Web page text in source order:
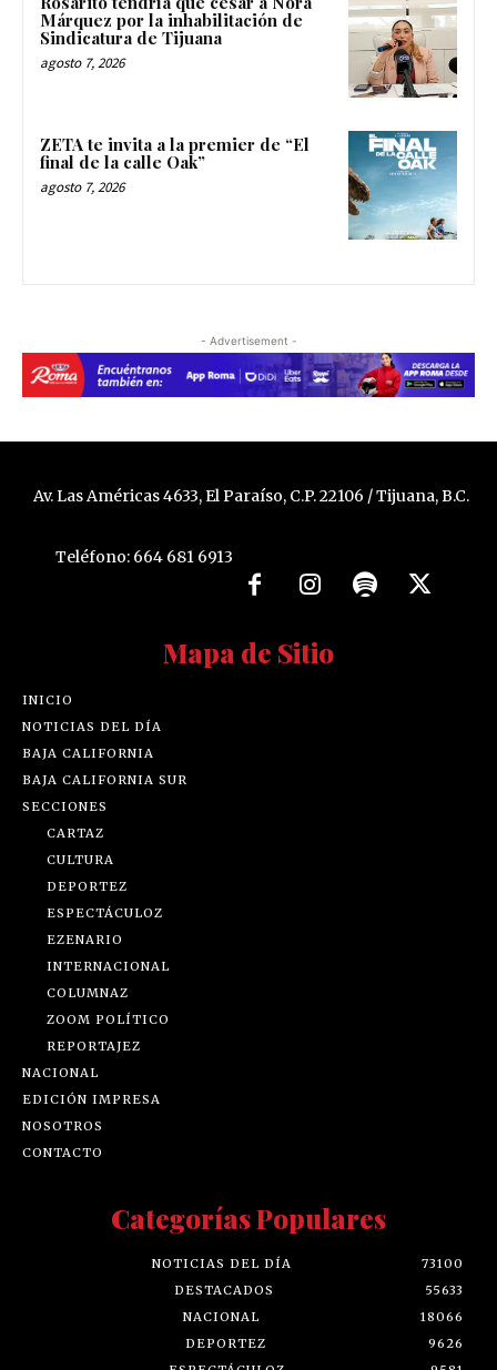
Márquez por la inhabilitación de
Sindicatura de Tijuana
agosto 7, 2026
ZETA te invita a la premier de “El
final de la calle Oak”
agosto 7, 2026
- Advertisement -
Av. Las Américas 4633, El Paraíso, C.P. 22106 / Tijuana, B.C.
Teléfono: 664 681 6913
Mapa de Sitio
INICIO
NOTICIAS DEL DÍA
BAJA CALIFORNIA
BAJA CALIFORNIA SUR
SECCIONES
CARTAZ
CULTURA
DEPORTEZ
ESPECTÁCULOZ
EZENARIO
INTERNACIONAL
COLUMNAZ
ZOOM POLÍTICO
REPORTAJEZ
NACIONAL
EDICIÓN IMPRESA
NOSOTROS
CONTACTO
Categorías Populares
NOTICIAS DEL DÍA
73100
DESTACADOS
55633
NACIONAL
18066
DEPORTEZ
9626